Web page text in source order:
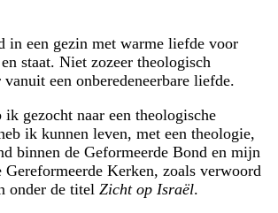
in een gezin met warme liefde voor
staat. Niet zozeer theologisch
een onberedeneerbare liefde.
ik gezocht naar een theologische
ik kunnen leven, met een theologie,
binnen de Geformeerde Bond en mijn
Kerken, zoals verwoord
onder de titel Zicht op Israël.